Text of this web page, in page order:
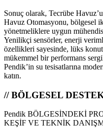
Sonuç olarak, Tecrübe
Havuz Otomasyonu, bölgesel
yönetmeliklere uygun
Yenilikçi sensörler, enerji
özellikleri sayesinde, lüks
mükemmel bir performans
Pendik’in su tesisatlarına
katın.
// BÖLGESEL
Pendik BÖLGESİNDEKİ
KEŞİF VE TEKNİK